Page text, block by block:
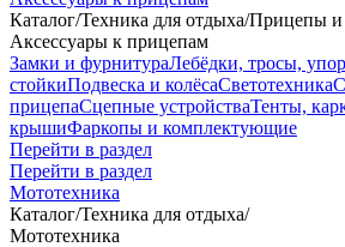
Каталог/Техника для отдыха/Прицепы и
Аксессуары к прицепам
Замки и фурнитураЛебёдки, тросы,
стойкиПодвеска и колёсаСветотехника
прицепаСцепные устройстваТенты,
крышиФаркопы и комплектующие
Перейти в раздел
Перейти в раздел
Мототехника
Каталог/Техника для отдыха/
Мототехника